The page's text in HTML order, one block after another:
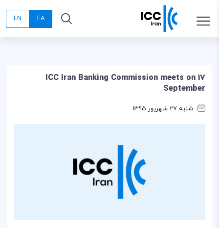
FA
EN
ICC Iran Banking Commission meets on 17
September
شنبه 27 شهریور 1395